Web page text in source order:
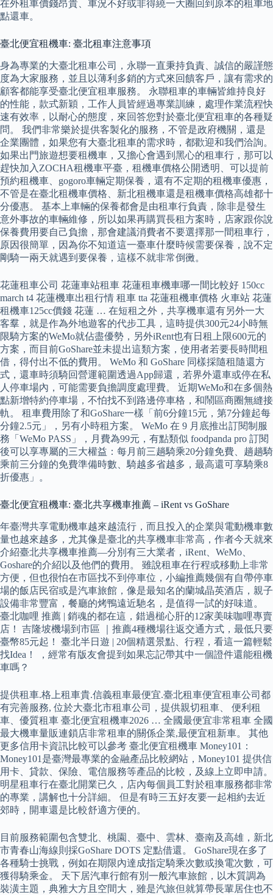
在外租車價錢昂貴、車況不好或非得繞一大圈回到原本的租車地
點還車。
臺北便宜租機車: 臺北租車注意事項
身為專業的大臺北租車公司，永聯一直秉持負責、誠信的嚴謹態
度為大家服務，並且以薄利多銷的方式來回饋客戶，讓有需求的
顧客都能享受臺北便宜租車服務。 永聯租車的車輛皆維持良好
的性能，款式新穎，工作人員皆經過專業訓練，處理作業流程快
速有效率，以耐心的態度，來回答您對於臺北便宜租車的各種疑
問。 我們非常樂於提供客製化的服務，不管是政府機關，還是
企業團體，如果您有大臺北租車的需求時，都歡迎和我們洽詢。
如果出門旅遊想要租機車，又擔心會遇到黑心的租車行，那可以
趕快加入ZOCHA租機車平臺，租機車價格公開透明、可以提前
預約租機車、gogoro車輛定期保養，還有不定期的租機車優惠，
不管是在臺北租機車價格、新北租機車還是租機車價格高雄都十
分優惠。 基本上車輛的保養都會是由租車行負責，除非是發生
意外事故的車輛維修，所以如果再購買長租方案時，店家跟你說
保養費用要自己負擔，那會建議消費者不要選擇那一間租車行，
原因很簡單，因為你不知道這一臺車什麼時候需要保養，說不定
剛騎一兩天就遇到要保養，這樣不就非常倒黴。
花蓮租車公司 花蓮車站租車 花蓮租車機車哪一間比較好 150cc
march t4 花蓮機車出租行情 租車 tta 花蓮租機車價格 火車站 花蓮
租機車125cc價錢 花蓮 … 在短租之外，共享機車還有另外一大
客羣，就是作為外地遊客的代步工具，這時提供300元24小時無
限騎方案的WeMo就佔盡優勢，另外iRent也有日租上限600元的
方案，而目前GoShare並未提出這類方案，使用者若要長時間租
借，得付出不低的費用。 WeMo 和 GoShare 同樣採隨租隨還方
式，還車時須騎回營運範圍透過App歸還，若界外還車或停在私
人停車場內，可能需要負擔調度處理費。 近期WeMo和在多個熱
點新增特約停車場，不怕找不到路邊停車格，和鬧區商圈無縫接
軌。 租車費用除了和GoShare一樣「前6分鐘15元，第7分鐘起每
分鐘2.5元」，另有小時租方案。 WeMo 在 9 月底推出訂閱制服
務「WeMo PASS」，月費為99元，有點類似 foodpanda pro 訂閱
後可以享專屬的三大權益：每月前三趟騎乘20分鐘免費、趟趟騎
乘前三分鐘的免費準備時數、騎越多省越多，最高還可享騎乘8
折優惠」。
臺北便宜租機車: 臺北共享機車推薦 – iRent vs GoShare
年臺灣共享電動機車越來越流行，而且投入的企業與電動機車數
量也越來越多，尤其像是臺北的共享機車非常高，作者今天就來
介紹臺北共享機車推薦—分別有三大業者，iRent、WeMo、
Goshare的介紹以及他們的費用。 雖說租車在行程或移動上非常
方便，但也很怕在市區找不到停車位，小編推薦幾個有自帶停車
場的飯店民宿或是汽車旅館，像是最知名的蘭城晶英酒店，親子
設備非常豐富，餐廳的烤鴨遠近馳名，是值得一試的好味道。
臺北咖哩 推薦 | 銷魂的都在這，錯過槌心肝的12家美味咖哩專賣
店！ 吉隆坡機場到市區 ｜推薦4種機場往返交通方式，最低只要
臺幣85元起！ 臺北半日遊 | 20個精選景點、行程，看這一篇輕鬆
找Idea！ ，經常有版友會提到如果忘記帶其中一個證件還能租機
車嗎？
提供租車.格上租車貴.信義租車最便宜.臺北租車便宜租車公司都
有完善服務, 位於大臺北市租車公司，提供親切租車、 便利租
車、優質租車 臺北便宜租機車2026 … 全國最便宜非常租車 全國
最大機車量販連鎖店非常租車的關係企業,最便宜租新車。 其他
更多信用卡資訊比較可以參考 臺北便宜租機車 Money101：
Money101是臺灣最專業的金融產品比較網站，Money101 提供信
用卡、貸款、保險、電信服務等產品的比較，及線上立即申請。
明星租車行在臺北開業已久，店內每個員工對於租車服務都非常
的專業，講解也十分詳細。 但是有時三五好友要一起相約去近
郊時，開車還是比較舒適方便的。
目前服務範圍包含雙北、桃園、臺中、雲林、臺南及高雄，新北
市青春山海線則採GoShare DOTS 定點借還。 GoShare現在多了
各種騎士挑戰，例如在期限內達成指定騎乘次數或換電次數，可
獲得騎乘金。 天下居汽車行館有別一般汽車旅館，以木質調為
裝潢主題，典雅大方且空間大，雖是汽旅但就算帶長輩居住也不